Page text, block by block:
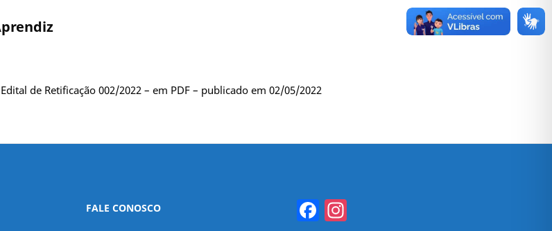
de Retificação 002/2022 – em PDF – publicado em 02/05/2022
FALE CONOSCO Facebook